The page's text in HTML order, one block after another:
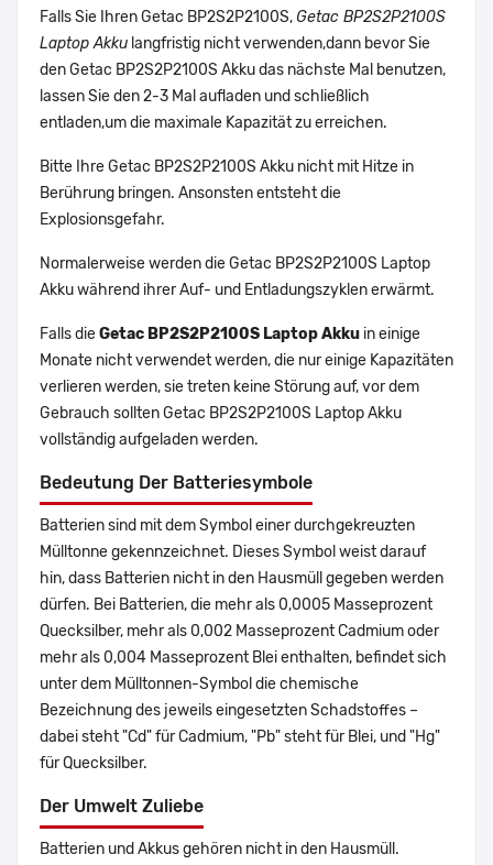
Falls Sie Ihren Getac BP2S2P2100S, Getac BP2S2P2100S
Laptop Akku langfristig nicht verwenden,dann bevor Sie
den Getac BP2S2P2100S Akku das nächste Mal benutzen,
lassen Sie den 2-3 Mal aufladen und schließlich
entladen,um die maximale Kapazität zu erreichen.
Bitte Ihre Getac BP2S2P2100S Akku nicht mit Hitze in
Berührung bringen. Ansonsten entsteht die
Explosionsgefahr.
Normalerweise werden die Getac BP2S2P2100S Laptop
Akku während ihrer Auf- und Entladungszyklen erwärmt.
Falls dieGetac BP2S2P2100S Laptop Akku in einige
Monate nicht verwendet werden, die nur einige Kapazitäten
verlieren werden, sie treten keine Störung auf, vor dem
Gebrauch sollten Getac BP2S2P2100S Laptop Akku
vollständig aufgeladen werden.
Bedeutung Der Batteriesymbole
Batterien sind mit dem Symbol einer durchgekreuzten
Mülltonne gekennzeichnet. Dieses Symbol weist darauf
hin, dass Batterien nicht in den Hausmüll gegeben werden
dürfen. Bei Batterien, die mehr als 0,0005 Masseprozent
Quecksilber, mehr als 0,002 Masseprozent Cadmium oder
mehr als 0,004 Masseprozent Blei enthalten, befindet sich
unter dem Mülltonnen-Symbol die chemische
Bezeichnung des jeweils eingesetzten Schadstoffes –
dabei steht "Cd" für Cadmium, "Pb" steht für Blei, und "Hg"
für Quecksilber.
Der Umwelt Zuliebe
Batterien und Akkus gehören nicht in den Hausmüll.